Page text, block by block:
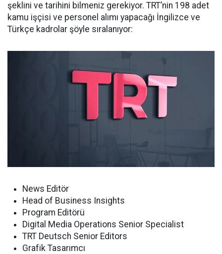
şeklini ve tarihini bilmeniz gerekiyor. TRT’nin 198 adet
kamu işçisi ve personel alımı yapacağı İngilizce ve
Türkçe kadrolar şöyle sıralanıyor:
News Editör
Head of Business Insights
Program Editörü
Digital Media Operations Senior Specialist
TRT Deutsch Senior Editors
Grafik Tasarımcı